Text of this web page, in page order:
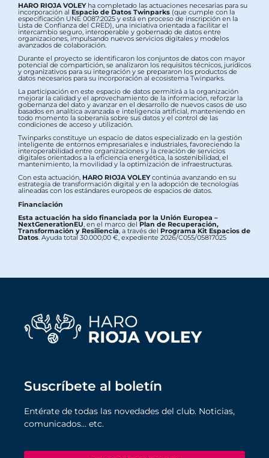
HARO RIOJA VOLEYha completado las actuaciones necesarias para su
incorporación al Espacio de Datos Twinparks (que cumple con la
especificación UNE 0087:2025 y está en proceso de inscripción en la
Lista de Confianza del CRED), una iniciativa orientada a facilitar el
intercambio seguro, interoperable y gobernado de datos entre
organizaciones, impulsando nuevos servicios digitales y modelos
avanzados de colaboración.
Durante el proyecto se identificaron los conjuntos de datos con mayor
potencial de compartición, se analizaron los requisitos técnicos, jurídicos
y organizativos para su integración y se prepararon los productos de
datos necesarios para su incorporación al ecosistema Twinparks.
La participación en este espacio de datos permitirá a la organización
mejorar la calidad y el aprovechamiento de la información, reforzar la
gobernanza del dato y avanzar en el desarrollo de nuevos casos de uso
basados en analítica avanzada e inteligencia artificial, manteniendo en
todo momento la soberanía sobre sus datos y el control de las
condiciones de acceso y utilización.
Twinparks constituye un espacio de datos especializado en la gestión
inteligente de entornos empresariales e industriales, favoreciendo la
interoperabilidad entre organizaciones y la creación de servicios
digitales orientados a la eficiencia energética, la sostenibilidad, el
mantenimiento, la movilidad y la optimización de infraestructuras.
Con esta actuación, HARO RIOJA VOLEYcontinúa avanzando en su
estrategia de transformación digital y en la adopción de tecnologías
alineadas con los estándares europeos de espacios de datos.
Financiación
Esta actuación ha sido financiada por la Unión Europea –
NextGenerationEU, en el marco delPlan de Recuperación,
Transformación y Resiliencia, a través del Programa Kit Espacios de
Datos. Ayuda total 30.000,00 €, expediente 2026/C055/05817025
Suscríbete al boletín
Entérate de todas las novedades del club. Noticias,
comunicados… etc.